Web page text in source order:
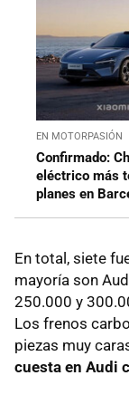
EN MOTORPASIÓN
Confirmado:
eléctrico más
planes en
En total, siete
mayoría son
250.000 y
Los frenos
piezas muy
cuesta en Audi